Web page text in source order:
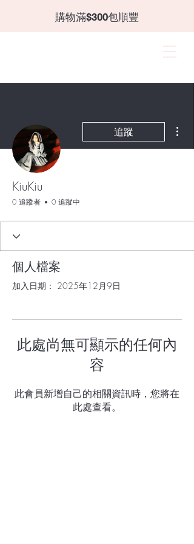
​購物滿$300包順豐
追蹤
KiuKiu
0 追蹤者 0 追蹤中
個人檔案
加入日期： 2025年12月9日
此處尚無可顯示的任何內
容
此會員新增自己的相關資訊時，您將在
此處查看。